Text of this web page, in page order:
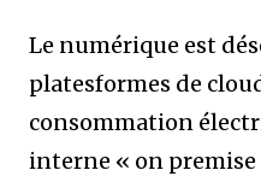
Le numérique est
platesformes de
consommation
interne « on premise